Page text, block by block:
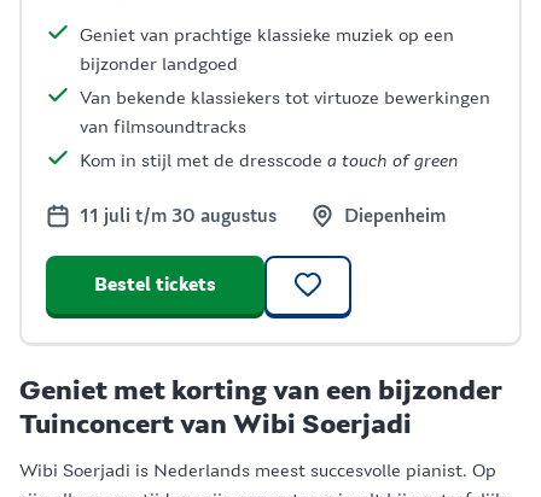
Geniet van prachtige klassieke muziek op een
bijzonder landgoed
Van bekende klassiekers tot virtuoze bewerkingen
van filmsoundtracks
Kom in stijl met de dresscode a touch of green
11 juli t/m 30 augustus Diepenheim
Bestel tickets
Geniet met korting van een bijzonder
Tuinconcert van Wibi Soerjadi
Wibi Soerjadi is Nederlands meest succesvolle pianist. Op